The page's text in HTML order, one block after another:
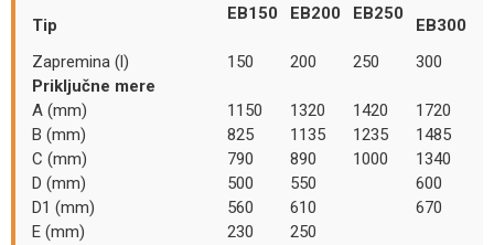
Tip
EB150 EB200 EB250
EB300
Zapremina (l)
150 200 250
300
Priključne mere
A (mm)
1150 1320 1420
1720
B (mm)
825 1135 1235
1485
C (mm)
790 890 1000
1340
D (mm)
500 550
600
D1 (mm)
560 610
670
E (mm)
230
250